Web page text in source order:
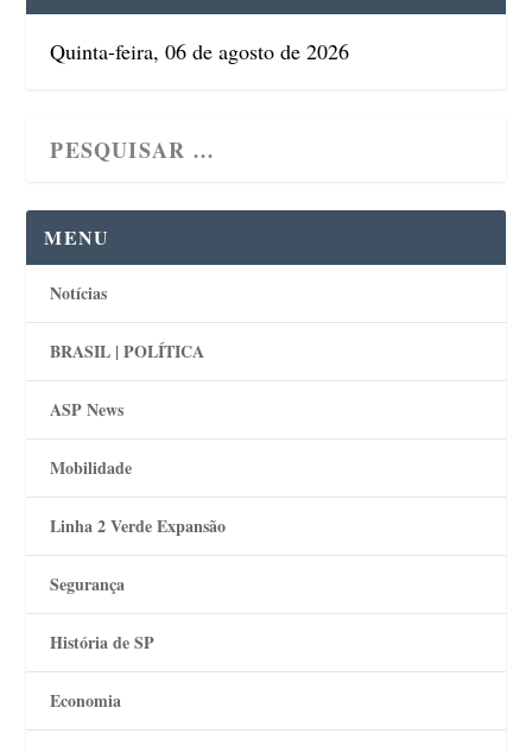
Quinta-feira, 06 de agosto de 2026
MENU
Notícias
BRASIL | POLÍTICA
ASP News
Mobilidade
Linha 2 Verde Expansão
Segurança
História de SP
Economia